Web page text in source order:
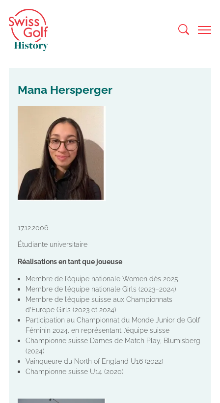
Mana Hersperger
17.12.2006
Étudiante universitaire
Réalisations en tant que joueuse
Membre de l’équipe nationale Women dès 2025
Membre de l’équipe nationale Girls (2023–2024)
Membre de l’équipe suisse aux Championnats
d’Europe Girls (2023 et 2024)
Participation au Championnat du Monde Junior de Golf
Féminin 2024, en représentant l’équipe suisse
Championne suisse Dames de Match Play, Blumisberg
(2024)
Vainqueure du North of England U16 (2022)
Championne suisse U14 (2020)